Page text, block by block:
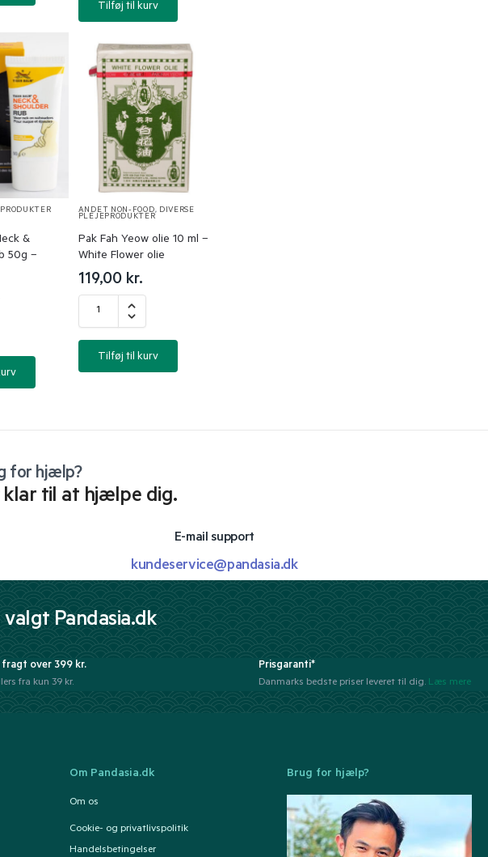
Tilføj til kurv
&
50g –
ANDET NON-FOOD, DIVERSE
PLEJEPRODUKTER
Pak Fah Yeow olie 10 ml –
White Flower olie
119,00 kr.
Tilføj til kurv
for hjælp?
klar til at hjælpe dig.
E-mail support
kundeservice@pandasia.dk
Pandasia.dk
fragt over 399 kr.
fra kun 39 kr.
Prisgaranti*
Danmarks bedste priser leveret til dig. Læs mere
Om Pandasia.dk
Om os
Cookie- og privatlivspolitik
Handelsbetingelser
Brug for hjælp?